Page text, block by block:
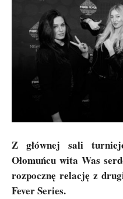
Z głównej sali
Ołomuńcu wita Was
rozpocznę relację z
Fever Series.